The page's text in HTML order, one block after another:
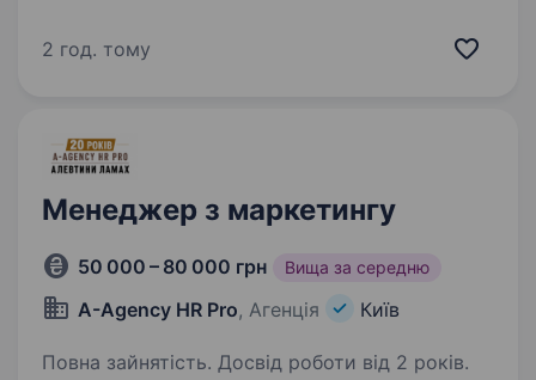
бонусних стратегій. Функціональні обов’язки:
2 год. тому
Менеджер з маркетингу
50 000 – 80 000 грн Вища за середню
A-Agency HR Pro, Агенція Київ
Повна зайнятість. Досвід роботи від 2 років.